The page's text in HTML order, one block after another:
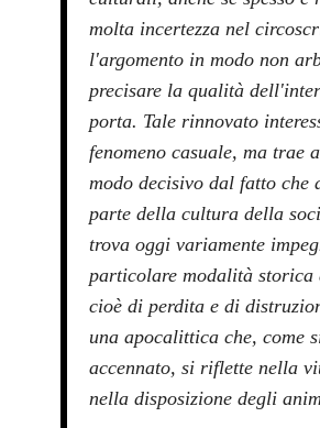
molta incertezza nel
l'argomento in modo non
precisare la qualità
porta. Tale rinnovato
fenomeno casuale, ma trae
modo decisivo dal fatto che
parte della cultura della
trova oggi variamente
particolare modalità
cioè di perdita e di
una apocalittica che, come
accennato, si riflette nella
nella disposizione degli